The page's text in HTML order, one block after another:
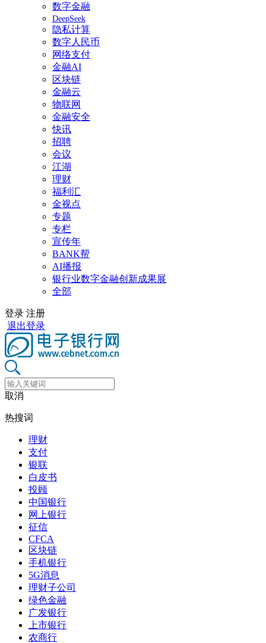
数字金融
DeepSeek
隐私计算
数字人民币
网络支付
金融AI
区块链
金融云
物联网
金融安全
快讯
招聘
会议
江湖
理财
福利汇
金视点
专题
专栏
宣传年
BANK帮
AI播报
银行业数字金融创新成果展
全部
登录 注册
退出登录
取消
热搜词
理财
支付
银联
白皮书
投顾
中国银行
网上银行
征信
CFCA
区块链
手机银行
5G消息
理财子公司
绿色金融
广发银行
上市银行
农商行